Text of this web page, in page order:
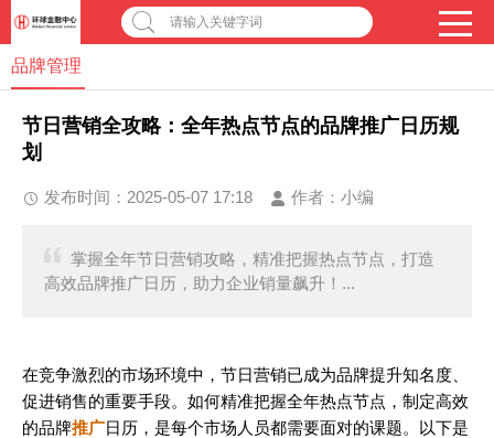
请输入关键字词
品牌管理
节日营销全攻略：全年热点节点的品牌推广日历规
划
发布时间：2025-05-07 17:18 作者： 小编
掌握全年节日营销攻略，精准把握热点节点，打造
高效品牌推广日历，助力企业销量飙升！...
在竞争激烈的市场环境中，节日营销已成为品牌提升知名度、
促进销售的重要手段。如何精准把握全年热点节点，制定高效
的品牌推广日历，是每个市场人员都需要面对的课题。以下是